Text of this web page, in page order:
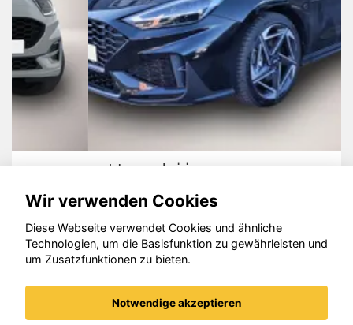
Hyundai i30
© konjunkturmotor.de GmbH 2020 - 2026
Wir verwenden Cookies
Diese Webseite verwendet Cookies und ähnliche
Technologien, um die Basisfunktion zu gewährleisten und
um Zusatzfunktionen zu bieten.
Notwendige akzeptieren